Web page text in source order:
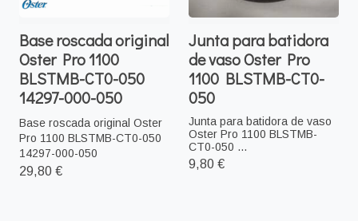
Base roscada original
Oster Pro 1100
BLSTMB-CT0-050
14297-000-050
Base roscada original Oster
Pro 1100 BLSTMB-CT0-050
14297-000-050
29,80 €
Junta para batidora
de vaso Oster Pro
1100 BLSTMB-CT0-
050
Junta para batidora de vaso
Oster Pro 1100 BLSTMB-
CT0-050 ...
9,80 €